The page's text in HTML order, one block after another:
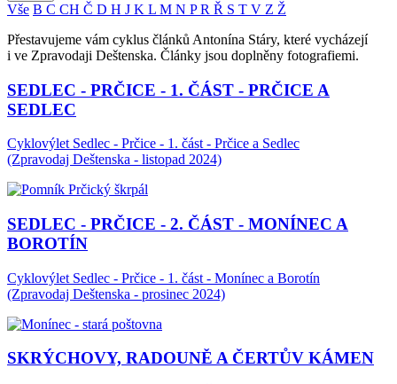
Vše B C CH Č D H J K L M N PR Ř S T V Z Ž
Přestavujeme vám cyklus článků Antonína Stáry, které vycházejí
i ve Zpravodaji Deštenska. Články jsou doplněny fotografiemi.
SEDLEC - PRČICE - 1. ČÁST - PRČICE A
SEDLEC
Cyklovýlet Sedlec - Prčice - 1. část - Prčice a Sedlec
(Zpravodaj Deštenska - listopad 2024)
SEDLEC - PRČICE - 2. ČÁST - MONÍNEC A
BOROTÍN
Cyklovýlet Sedlec - Prčice - 1. část - Monínec a Borotín
(Zpravodaj Deštenska - prosinec 2024)
SKRÝCHOVY, RADOUNĚ A ČERTŮV KÁMEN